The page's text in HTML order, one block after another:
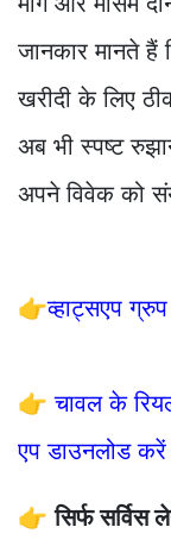
जानकार मानते हैं
खरीदी के लिए
अब भी स्पष्ट
अपने विवेक को
👉व्हाट्सएप
👉चावल के
एप डाउनलोड करें
👉सिर्फ सर्विस